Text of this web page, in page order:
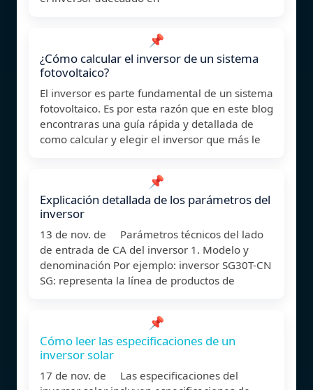
📌
¿Cómo calcular el inversor de un sistema
fotovoltaico?
El inversor es parte fundamental de un sistema
fotovoltaico. Es por esta razón que en este blog
encontraras una guía rápida y detallada de
como calcular y elegir el inversor que más le
📌
Explicación detallada de los parámetros del
inversor
13 de nov. de Parámetros técnicos del lado
de entrada de CA del inversor 1. Modelo y
denominación Por ejemplo: inversor SG30T-CN
SG: representa la línea de productos de
📌
Cómo leer las especificaciones de un
inversor solar
17 de nov. de Las especificaciones del